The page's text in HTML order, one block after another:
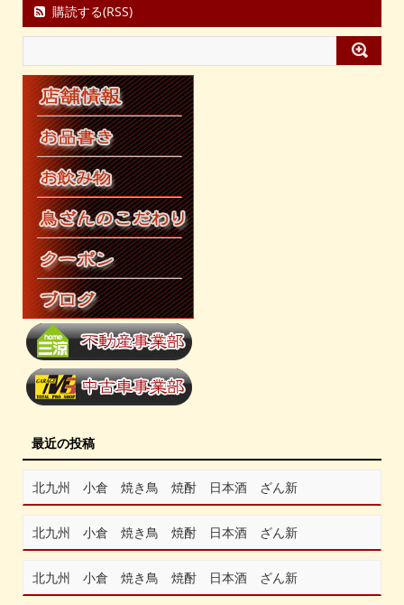
購読する(RSS)
最近の投稿
北九州 小倉 焼き鳥 焼酎 日本酒 ざん新
北九州 小倉 焼き鳥 焼酎 日本酒 ざん新
北九州 小倉 焼き鳥 焼酎 日本酒 ざん新